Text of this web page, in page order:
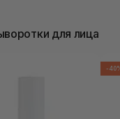
для лица
-